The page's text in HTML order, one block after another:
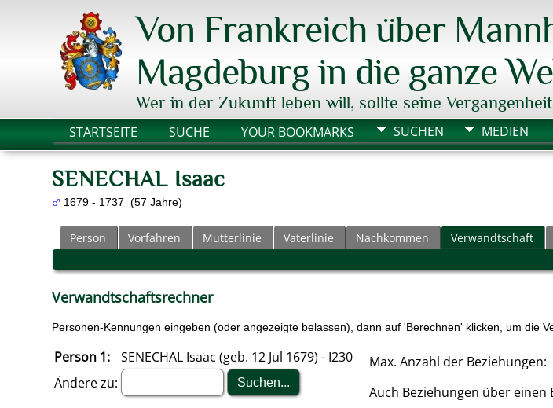
Von Frankreich über
Magdeburg in die ganze
Wer in der Zukunft leben will, sollte seine
STARTSEITE SUCHE YOUR BOOKMARKS SUCHEN MEDIEN
SENECHAL Isaac
1679 - 1737 (57 Jahre)
Person Vorfahren Mutterlinie Vaterlinie Nachkommen Verwandtschaft
Verwandtschaftsrechner
Personen-Kennungen eingeben (oder angezeigte belassen), dann auf 'Berechnen' klicken, um die
Person 1:
SENECHAL Isaac (geb. 12 Jul 1679) - I230
Ändere zu:
Max. Anzahl der Beziehungen:
Auch Beziehungen über einen